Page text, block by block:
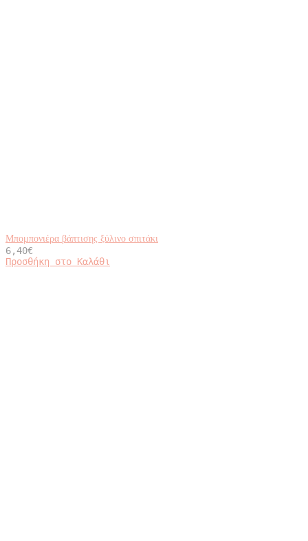
Μπομπονιέρα βάπτισης ξύλινο σπιτάκι
6,40€
Προσθήκη στο Καλάθι